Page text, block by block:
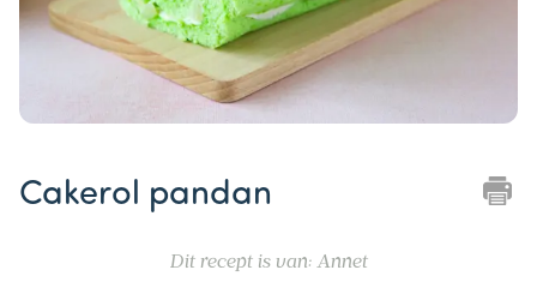
Cakerol pandan
Dit recept is van: Annet
of